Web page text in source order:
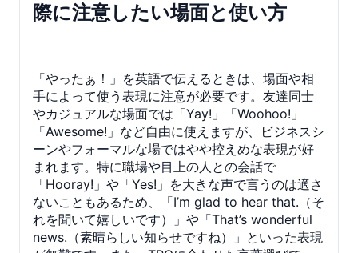
際に注意したい場面と使い方
「やったぁ！」を英語で伝えるときは、場面や相
手によって使う表現に注意が必要です。友達同士
やカジュアルな場面では「Yay!」「Woohoo!」
「Awesome!」など自由に使えますが、ビジネスシ
ーンやフォーマルな場ではやや控えめな表現が好
まれます。特に職場や目上の人との会話で
「Hooray!」や「Yes!」を大きな声で言うのは適さ
ないこともあるため、「I’m glad to hear that.（そ
れを聞いて嬉しいです）」や「That’s wonderful
news.（素晴らしい知らせですね）」といった表現